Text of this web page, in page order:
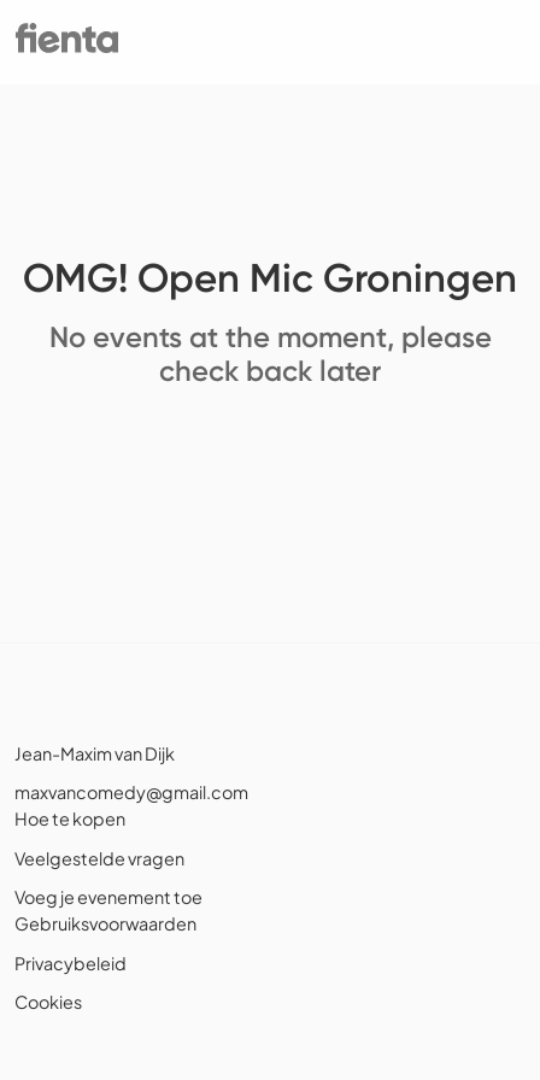
OMG! Open Mic Groningen
No events at the moment, please
check back later
Jean-Maxim van Dijk
maxvancomedy@gmail.com
Hoe te kopen
Veelgestelde vragen
Voeg je evenement toe
Gebruiksvoorwaarden
Privacybeleid
Cookies